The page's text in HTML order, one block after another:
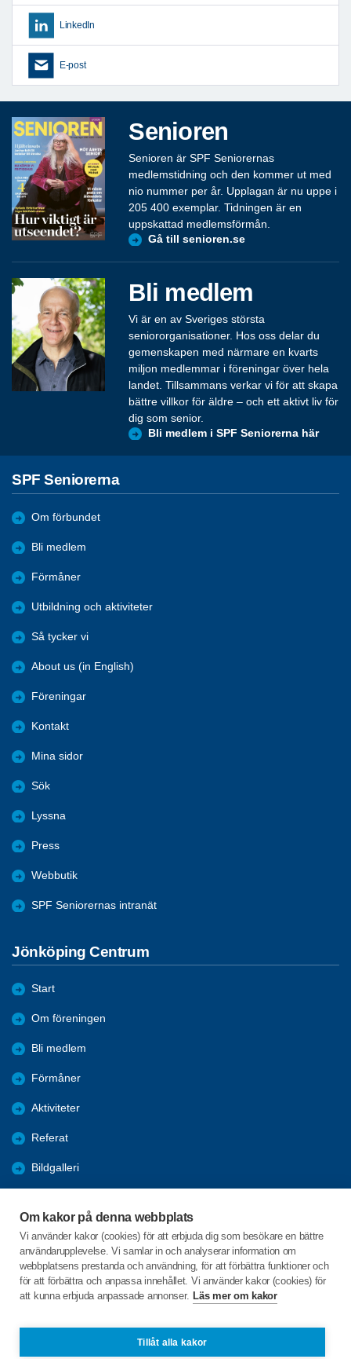
Om kakor på denna webbplats
Vi använder kakor (cookies) för att erbjuda dig som besökare en bättre
användarupplevelse. Vi samlar in och analyserar information om
webbplatsens prestanda och användning, för att förbättra funktioner och
för att förbättra och anpassa innehållet. Vi använder kakor (cookies) för
att kunna erbjuda anpassade annonser. Läs mer om kakor
Tillåt alla kakor
LinkedIn
E-post
Senioren
Senioren är SPF Seniorernas
medlemstidning och den kommer ut med
nio nummer per år. Upplagan är nu uppe i
205 400 exemplar. Tidningen är en
uppskattad medlemsförmån.
Gå till senioren.se
Bli medlem
Vi är en av Sveriges största
seniororganisationer. Hos oss delar du
gemenskapen med närmare en kvarts
miljon medlemmar i föreningar över hela
landet. Tillsammans verkar vi för att skapa
bättre villkor för äldre – och ett aktivt liv för
dig som senior.
Bli medlem i SPF Seniorerna här
SPF Seniorerna
Om förbundet
Bli medlem
Förmåner
Utbildning och aktiviteter
Så tycker vi
About us (in English)
Föreningar
Kontakt
Mina sidor
Sök
Lyssna
Press
Webbutik
SPF Seniorernas intranät
Jönköping Centrum
Start
Om föreningen
Bli medlem
Förmåner
Aktiviteter
Referat
Bildgalleri
Engagera DIG i vår förening
C/o:Lennart Lööw